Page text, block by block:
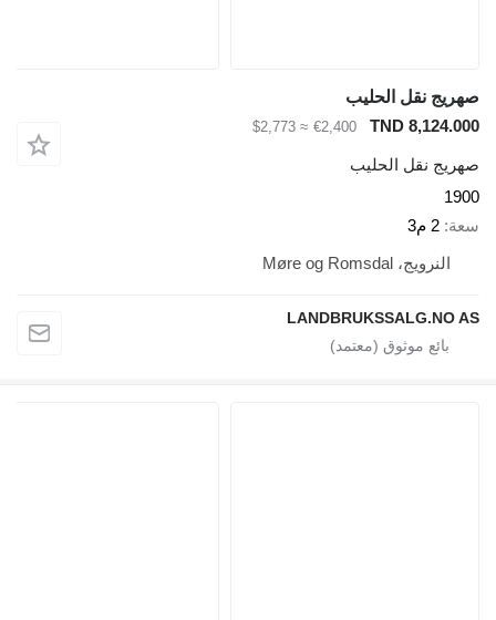
صهريج نقل الحليب
TND 8,124.000
€2,400
≈ $2,773
صهريج نقل الحليب
1900
سعة 2 م3
النرويج، Møre og Romsdal
LANDBRUKSSALG.NO AS